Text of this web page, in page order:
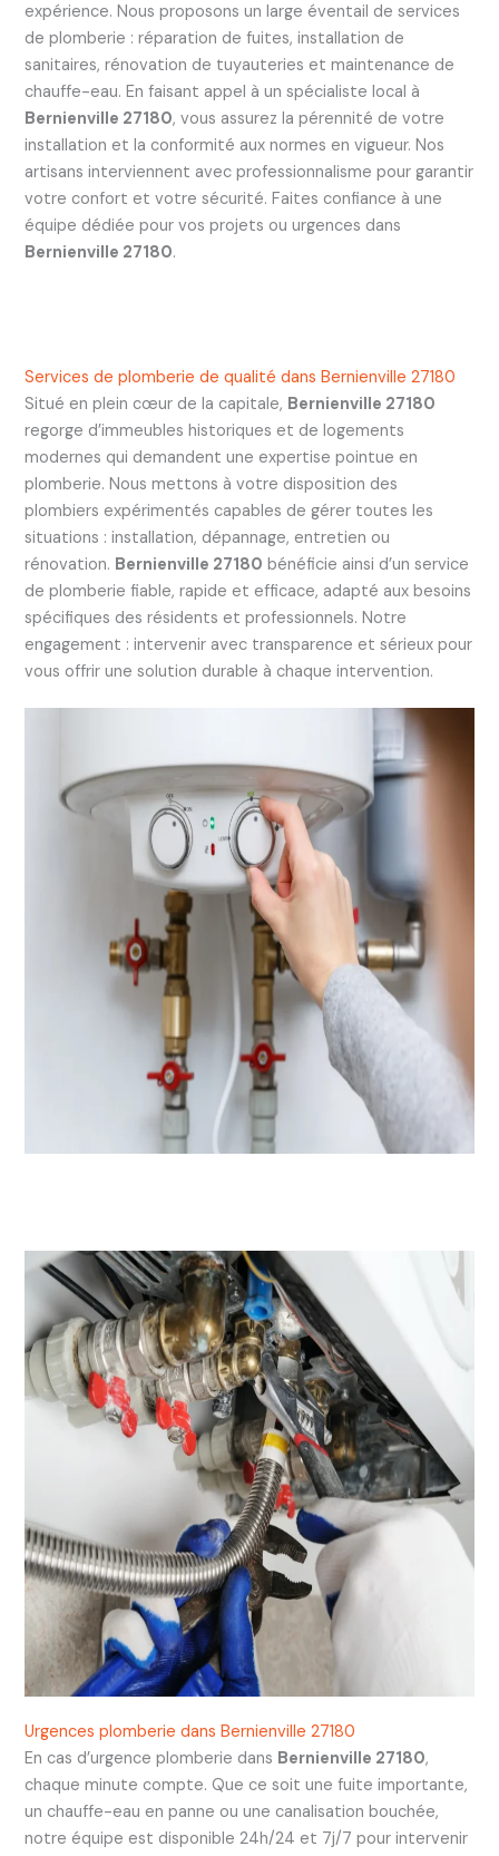
expérience. Nous proposons un large éventail de services
de plomberie : réparation de fuites, installation de
sanitaires, rénovation de tuyauteries et maintenance de
chauffe-eau. En faisant appel à un spécialiste local à
Bernienville 27180, vous assurez la pérennité de votre
installation et la conformité aux normes en vigueur. Nos
artisans interviennent avec professionnalisme pour garantir
votre confort et votre sécurité. Faites confiance à une
équipe dédiée pour vos projets ou urgences dans
Bernienville 27180.
Services de plomberie de qualité dans Bernienville 27180
Situé en plein cœur de la capitale, Bernienville 27180
regorge d’immeubles historiques et de logements
modernes qui demandent une expertise pointue en
plomberie. Nous mettons à votre disposition des
plombiers expérimentés capables de gérer toutes les
situations : installation, dépannage, entretien ou
rénovation. Bernienville 27180 bénéficie ainsi d’un service
de plomberie fiable, rapide et efficace, adapté aux besoins
spécifiques des résidents et professionnels. Notre
engagement : intervenir avec transparence et sérieux pour
vous offrir une solution durable à chaque intervention.
Urgences plomberie dans Bernienville 27180
En cas d’urgence plomberie dans Bernienville 27180,
chaque minute compte. Que ce soit une fuite importante,
un chauffe-eau en panne ou une canalisation bouchée,
notre équipe est disponible 24h/24 et 7j/7 pour intervenir